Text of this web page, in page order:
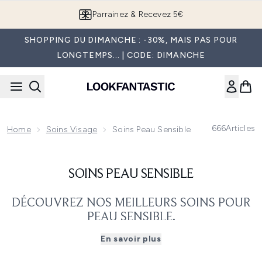
Parrainez & Recevez 5€
SHOPPING DU DIMANCHE : -30%, MAIS PAS POUR
LONGTEMPS... | CODE: DIMANCHE
Home Soins Visage Soins Peau Sensible 666Articles
SOINS PEAU SENSIBLE
DÉCOUVREZ NOS MEILLEURS SOINS POUR
PEAU SENSIBLE.
d'utiliser les derniers produits de soins populaires des
En savoir plus